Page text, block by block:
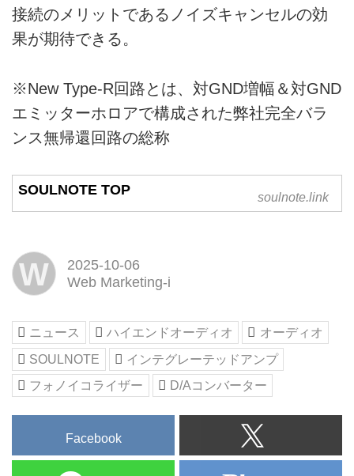
接続のメリットであるノイズキャンセルの効
果が期待できる。
※New Type-R回路とは、対GND増幅＆対GND
エミッターホロアで構成された弊社完全バラ
ンス無帰還回路の総称
SOULNOTE TOP soulnote.link
W
2025-10-06
Web Marketing-i
ニュース ハイエンドオーディオ
オーディオ
SOULNOTE
インテグレーテッドアンプ
フォノイコライザー
D/Aコンバーター
Facebook